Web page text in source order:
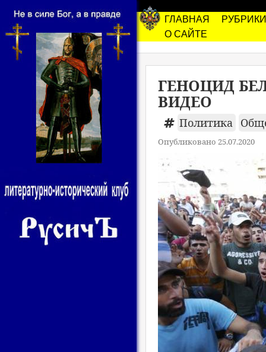
ГЛАВНАЯ
РУБРИКИ
О САЙТЕ
ГЕНОЦИД
ВИДЕО
Политика
Опубликовано 25.07.2020